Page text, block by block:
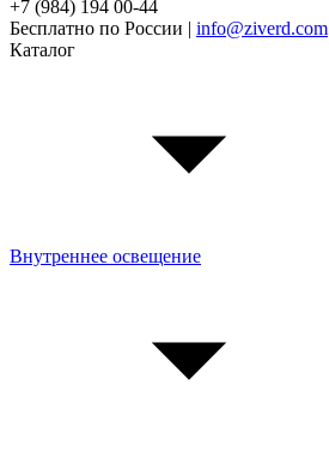
+7 (984) 194 00-44
Бесплатно по России | info@ziverd.com
Каталог
Внутреннее освещение